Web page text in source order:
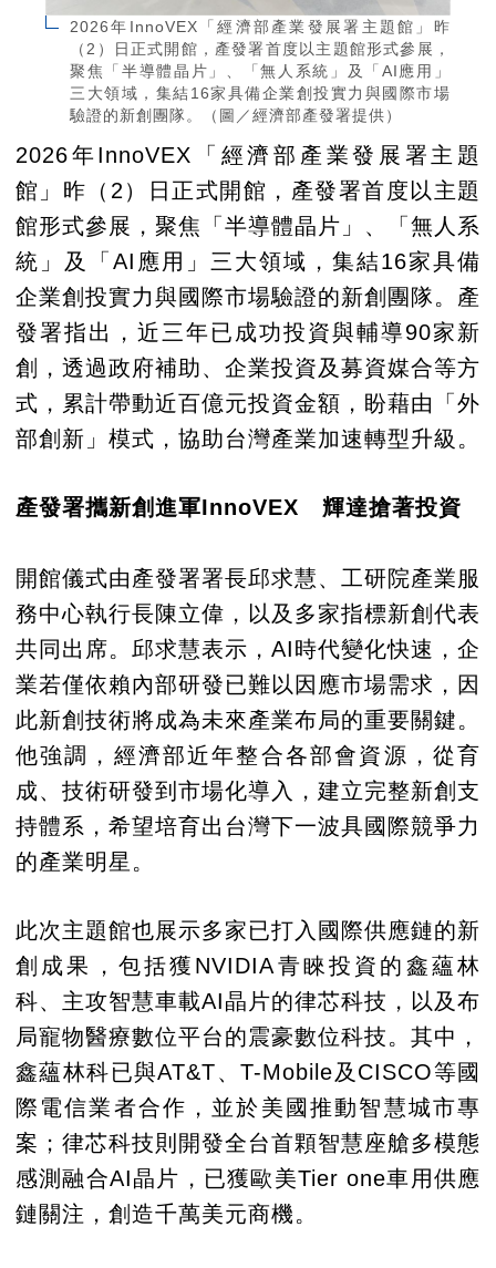
2026年InnoVEX「經濟部產業發展署主題館」昨
（2）日正式開館，產發署首度以主題館形式參展，
聚焦「半導體晶片」、「無人系統」及「AI應用」
三大領域，集結16家具備企業創投實力與國際市場
驗證的新創團隊。（圖／經濟部產發署提供）
2026年InnoVEX「經濟部產業發展署主題
館」昨（2）日正式開館，產發署首度以主題
館形式參展，聚焦「半導體晶片」、「無人系
統」及「AI應用」三大領域，集結16家具備
企業創投實力與國際市場驗證的新創團隊。產
發署指出，近三年已成功投資與輔導90家新
創，透過政府補助、企業投資及募資媒合等方
式，累計帶動近百億元投資金額，盼藉由「外
部創新」模式，協助台灣產業加速轉型升級。
產發署攜新創進軍InnoVEX 輝達搶著投資
開館儀式由產發署署長邱求慧、工研院產業服
務中心執行長陳立偉，以及多家指標新創代表
共同出席。邱求慧表示，AI時代變化快速，企
業若僅依賴內部研發已難以因應市場需求，因
此新創技術將成為未來產業布局的重要關鍵。
他強調，經濟部近年整合各部會資源，從育
成、技術研發到市場化導入，建立完整新創支
持體系，希望培育出台灣下一波具國際競爭力
的產業明星。
此次主題館也展示多家已打入國際供應鏈的新
創成果，包括獲NVIDIA青睞投資的鑫蘊林
科、主攻智慧車載AI晶片的律芯科技，以及布
局寵物醫療數位平台的震豪數位科技。其中，
鑫蘊林科已與AT&T、T-Mobile及CISCO等國
際電信業者合作，並於美國推動智慧城市專
案；律芯科技則開發全台首顆智慧座艙多模態
感測融合AI晶片，已獲歐美Tier one車用供應
鏈關注，創造千萬美元商機。